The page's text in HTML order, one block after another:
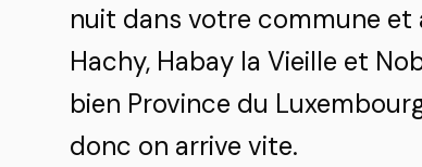
nuit dans votre commune et
Hachy, Habay la Vieille et
bien Province du
donc on arrive vite.